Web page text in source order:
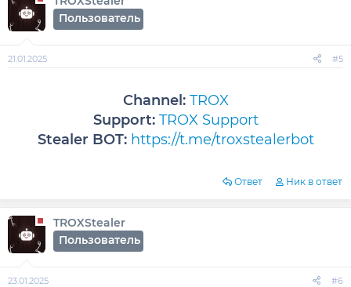
Пользователь
21.01.2025 #5
Channel: TROX
Support: TROX Support
Stealer BOT: https://t.me/troxstealerbot
Ответ Ник в ответ
TROXStealer
Пользователь
23.01.2025 #6